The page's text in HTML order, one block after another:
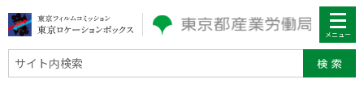
サイト内検索